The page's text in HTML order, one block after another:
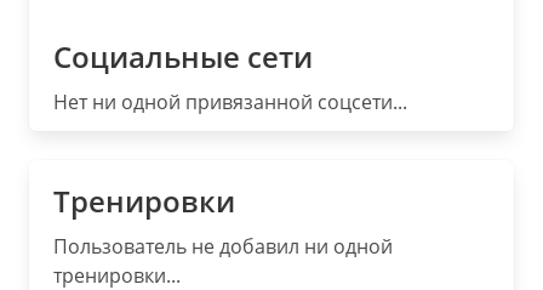
Социальные сети
Нет ни одной привязанной соцсети...
Тренировки
Пользователь не добавил ни одной
тренировки...